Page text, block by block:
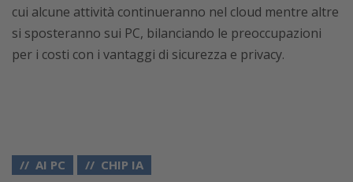
cui alcune attività continueranno nel cloud mentre altre
si sposteranno sui PC, bilanciando le preoccupazioni
per i costi con i vantaggi di sicurezza e privacy.
AI PC
CHIP IA